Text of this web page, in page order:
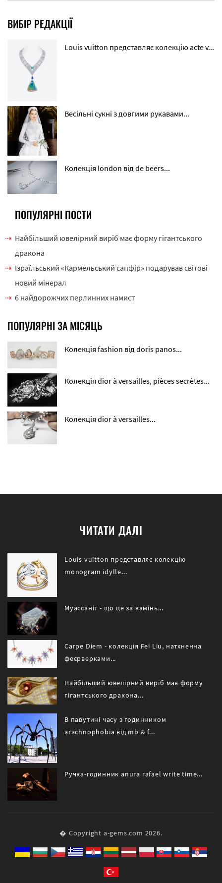
ВИБІР РЕДАКЦІЇ
Louis vuitton представляє колекцію acte v...
Весільні сукні з довгими рукавами...
Колекція london від de beers...
ПОПУЛЯРНІ ПОСТИ
Найбільший ювелірний виріб має форму гігантського
дракона
Ізраїльський «Кармельський сапфір» подарував світові
новий мінерал
6 найдорожчих перлинних намист
ПОПУЛЯРНІ ЗА МІСЯЦЬ
Колекція fashion від doris panos...
Колекція dior à versailles, pièces secrètes...
Колекція dior à versailles...
ЧИТАТИ ДАЛІ
Louis vuitton представляє колекцію
monogram idylle...
Муассаніт - що це за камінь...
Carpe Diem - колекція Fei Liu, натхненна
феєрверками...
Найбільший ювелірний виріб має форму
гігантського дракона...
В павутині часу з годинником
arachnophobia від mb & f...
Ручка-годинник anura rafael write time...
� Copyright a-gems.com 2026.